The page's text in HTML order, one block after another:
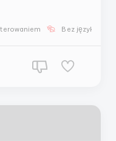
Bez języka